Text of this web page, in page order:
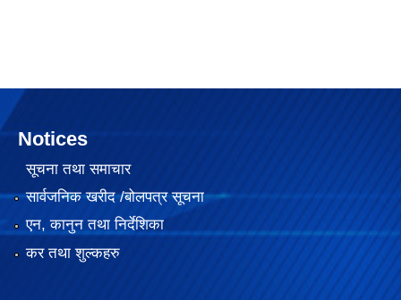
Notices
सूचना तथा समाचार
सार्वजनिक खरीद /बोलपत्र सूचना
एन, कानुन तथा निर्देशिका
कर तथा शुल्कहरु